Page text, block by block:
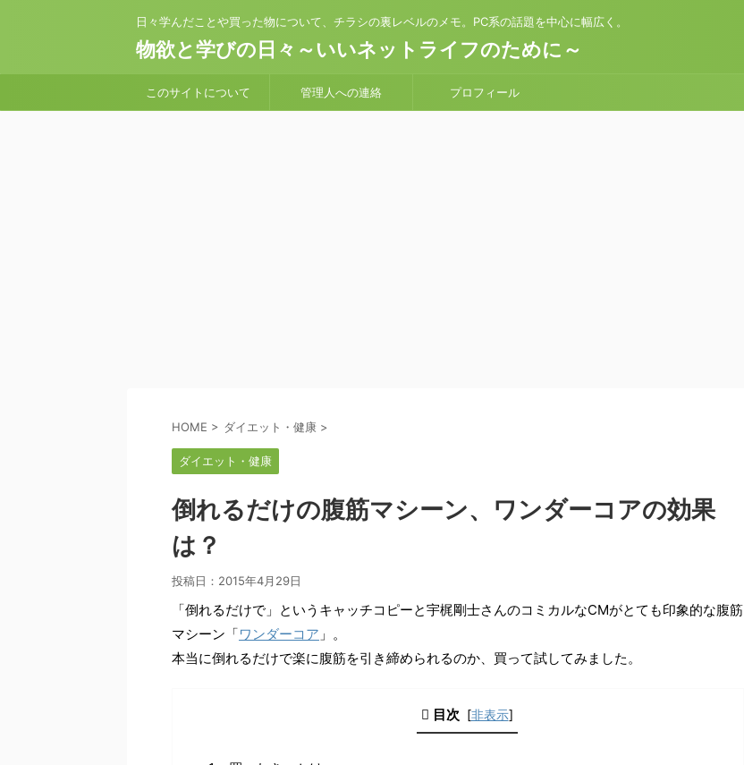
日々学んだことや買った物について、チラシの裏レベルのメモ。PC系の話題を中心に幅広く。
物欲と学びの日々～いいネットライフのために～
このサイトについて 管理人への連絡 プロフィール
HOME > ダイエット・健康 >
ダイエット・健康
倒れるだけの腹筋マシーン、ワンダーコアの効果
は？
投稿日： 2015年4月29日
「倒れるだけで」というキャッチコピーと宇梶剛士さんのコミカルなCMがとても印象的な腹筋
マシーン「ワンダーコア 」。
本当に倒れるだけで楽に腹筋を引き締められるのか、買って試してみました。
目次 [非表示]